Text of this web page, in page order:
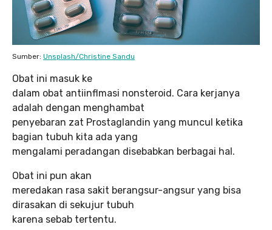
Sumber: Unsplash/Christine Sandu
Obat ini masuk ke
dalam obat antiinflmasi nonsteroid. Cara kerjanya
adalah dengan menghambat
penyebaran zat Prostaglandin yang muncul ketika
bagian tubuh kita ada yang
mengalami peradangan disebabkan berbagai hal.
Obat ini pun akan
meredakan rasa sakit berangsur-angsur yang bisa
dirasakan di sekujur tubuh
karena sebab tertentu.